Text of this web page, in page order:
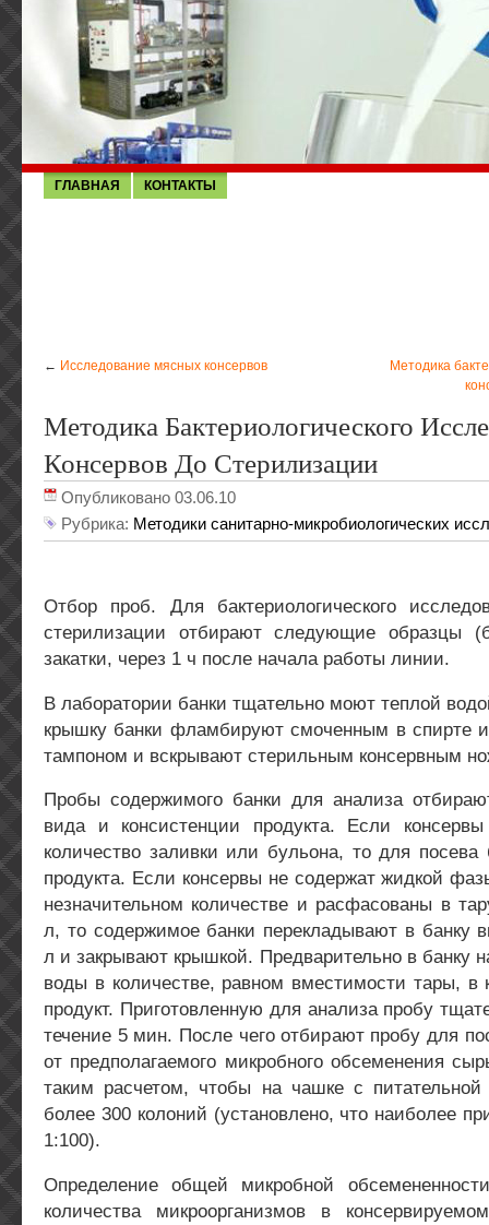
ГЛАВНАЯ КОНТАКТЫ
← Исследование мясных консервов
Методика
Методика Бактериологического
Консервов До Стерилизации
Опубликовано 03.06.10
Рубрика: Методики санитарно-микробиологических
Отбор проб. Для бактериологического
стерилизации отбирают следующие образцы
закатки, через 1 ч после начала работы линии.
В лаборатории банки тщательно моют теплой
крышку банки фламбируют смоченным в спирте
тампоном и вскрывают стерильным консервным
Пробы содержимого банки для анализа
вида и консистенции продукта. Если
количество заливки или бульона, то для
продукта. Если консервы не содержат жидкой
незначительном количестве и расфасованы в
л, то содержимое банки перекладывают в банку
л и закрывают крышкой. Предварительно в банку
воды в количестве, равном вместимости тары, в
продукт. Приготовленную для анализа пробу
течение 5 мин. После чего отбирают пробу для
от предполагаемого микробного обсеменения
таким расчетом, чтобы на чашке с
более 300 колоний (установлено, что наиболее
1:100).
Определение общей микробной
количества микроорганизмов в